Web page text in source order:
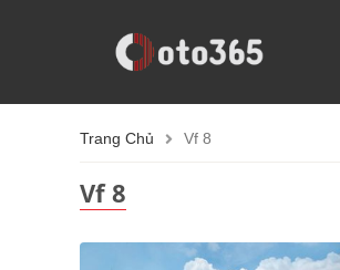
Trang Chủ Vf 8
Vf 8